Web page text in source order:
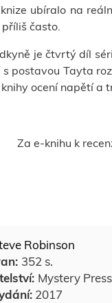
ubíralo na
často.
je čtvrtý díl
postavou Tayta
ocení napětí a
Za e-knihu k
Robinson
352 s.
Mystery Press
2017